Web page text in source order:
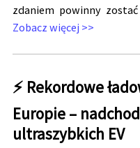
zdaniem powinny
Zobacz więcej >>
⚡ Rekordowe
Europie –
ultraszybkich EV